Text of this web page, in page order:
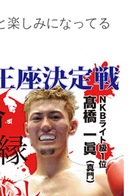
楽しみになってる